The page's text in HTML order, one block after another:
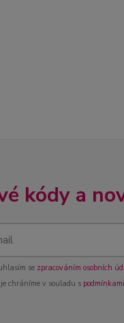
kódy a
se zpracováním osobních
chráníme v souladu s